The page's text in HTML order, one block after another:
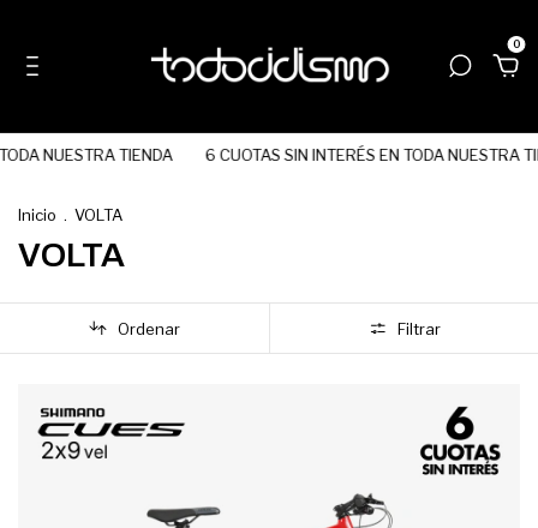
0
NUESTRA TIENDA 6 CUOTAS SIN INTERÉS EN TODA NUESTRA
Inicio . VOLTA
VOLTA
Ordenar Filtrar